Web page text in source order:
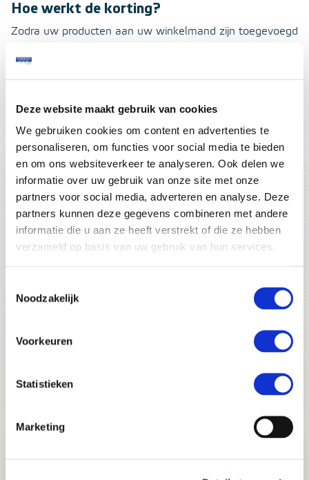
Deze website maakt gebruik van cookies
We gebruiken cookies om content en advertenties te
personaliseren, om functies voor social media te bieden
en om ons websiteverkeer te analyseren. Ook delen we
informatie over uw gebruik van onze site met onze
partners voor social media, adverteren en analyse. Deze
partners kunnen deze gegevens combineren met andere
informatie die u aan ze heeft verstrekt of die ze hebben
verzameld op basis van uw gebruik van hun services.
Noodzakelijk
Voorkeuren
Statistieken
Marketing
Hoe werkt de korting?
Zodra uw producten aan uw winkelmand zijn toegevoegd
‘betaalwijze kiezen’ een invoerveld voor uw polisnummer,
Lees meer over boten en recreatie
24 maart 2026
Boetes op het water in 2026: dit moet
u weten